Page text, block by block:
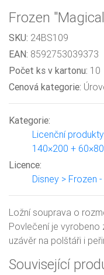
Frozen
SKU: 24BS109
EAN: 8592753039373
Počet ks v kartonu: 10
Cenová kategorie:
Kategorie:
Licenční
140×200 +
Licence:
Disney > Frozen
Ložní souprava o
Povlečení je vyrobeno
uzávěr na polštáři i
Související